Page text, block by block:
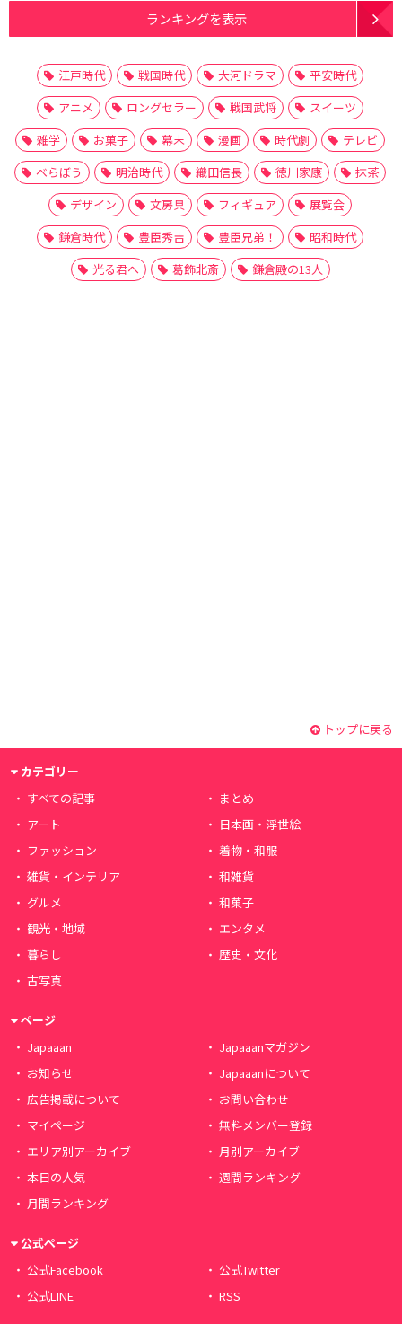
ランキングを表示
江戸時代 戦国時代 大河ドラマ
平安時代
アニメ
ロングセラー 戦国武将
スイーツ
雑学
お菓子 幕末 漫画 時代劇
テレビ
べらぼう
明治時代 織田信長 徳川家康
抹茶
デザイン
文房具 フィギュア
展覧会
鎌倉時代
豊臣秀吉 豊臣兄弟！
昭和時代
光る君へ
葛飾北斎 鎌倉殿の13人
トップに戻る
カテゴリー
すべての記事
まとめ
アート
日本画・浮世絵
ファッション
着物・和服
雑貨・インテリア
和雑貨
グルメ
和菓子
観光・地域
エンタメ
暮らし
歴史・文化
古写真
ページ
Japaaan
Japaaanマガジン
お知らせ
Japaaanについて
広告掲載について
お問い合わせ
マイページ
無料メンバー登録
エリア別アーカイブ
月別アーカイブ
本日の人気
週間ランキング
月間ランキング
公式ページ
公式Facebook
公式Twitter
公式LINE
RSS